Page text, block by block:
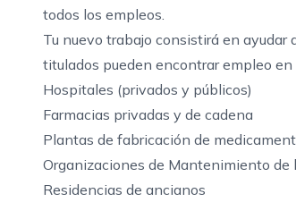
todos los empleos.
Tu nuevo trabajo consistirá en
titulados pueden encontrar empleo
Hospitales (privados y públicos)
Farmacias privadas y de cadena
Plantas de fabricación de
Organizaciones de Mantenimiento de
Residencias de ancianos